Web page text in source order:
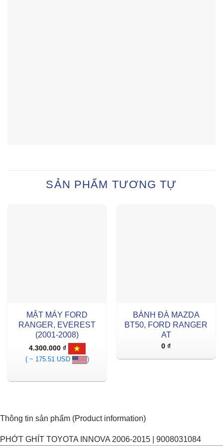
SẢN PHẨM TƯƠNG TỰ
MẶT MÁY FORD
RANGER, EVEREST
(2001-2008)
4.300.000 ₫
( ~ 175.51 USD
)
BÁNH ĐÀ MAZDA
BT50, FORD RANGER
AT
0 ₫
Thông tin sản phẩm (Product information)
PHỚT GHÍT TOYOTA INNOVA 2006-2015 | 9008031084